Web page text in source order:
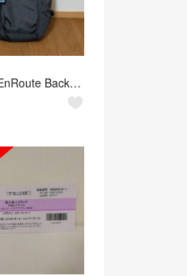
THULE EnRoute Backpack 18L